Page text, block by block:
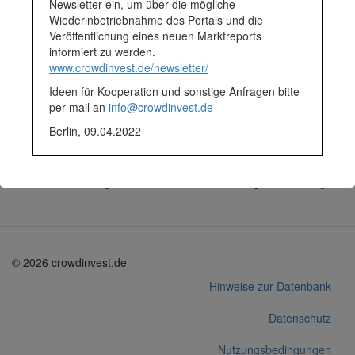
wo sie sauberen, zuverlässigen und günstigen Strom
produzieren. Die Unternehmen kaufen den Strom auf
Vertragsbasis; die Anlagen verbleiben als Assets im Besitz der
enPower.life.
Fundingsumme
144.950 Euro
Finanziert in
2021
Segment
Unternehmen
Anlagestatus
Plattform
Korrekturen / Updates übermitteln
© 2026 crowdinvest.de
Hinweise zur Datenbank
Datenschutz
Nutzungsbedingungen
Newsletter ein, um über die mögliche
Wiederinbetriebnahme des Portals und die
Veröffentlichung eines neuen Marktreports
informiert zu werden.
www.crowdinvest.de/newsletter/
Ideen für Kooperation und sonstige Anfragen bitte
per mail an info@crowdinvest.de
Berlin, 09.04.2022